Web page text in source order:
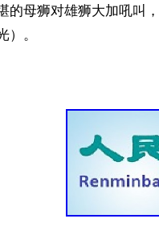
的母狮对雄狮大加吼叫
）。